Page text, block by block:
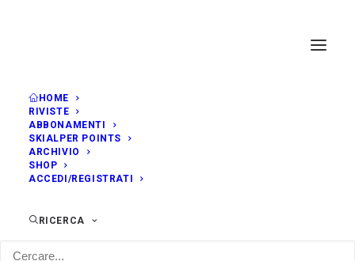
HOME
RIVISTE
ABBONAMENTI
SKIALPER POINTS
ARCHIVIO
SHOP
ACCEDI/REGISTRATI
RICERCA